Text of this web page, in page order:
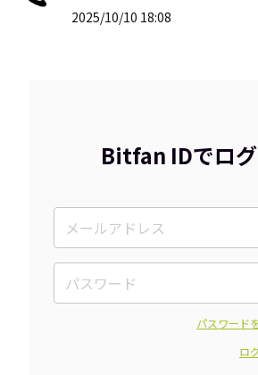
2025/10/10 18:08
Bitfan IDでロ
パスワード
ロ